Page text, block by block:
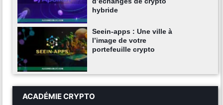
hybride
Seein-apps : Une ville à
l’image de votre
portefeuille crypto
ACADÉMIE CRYPTO